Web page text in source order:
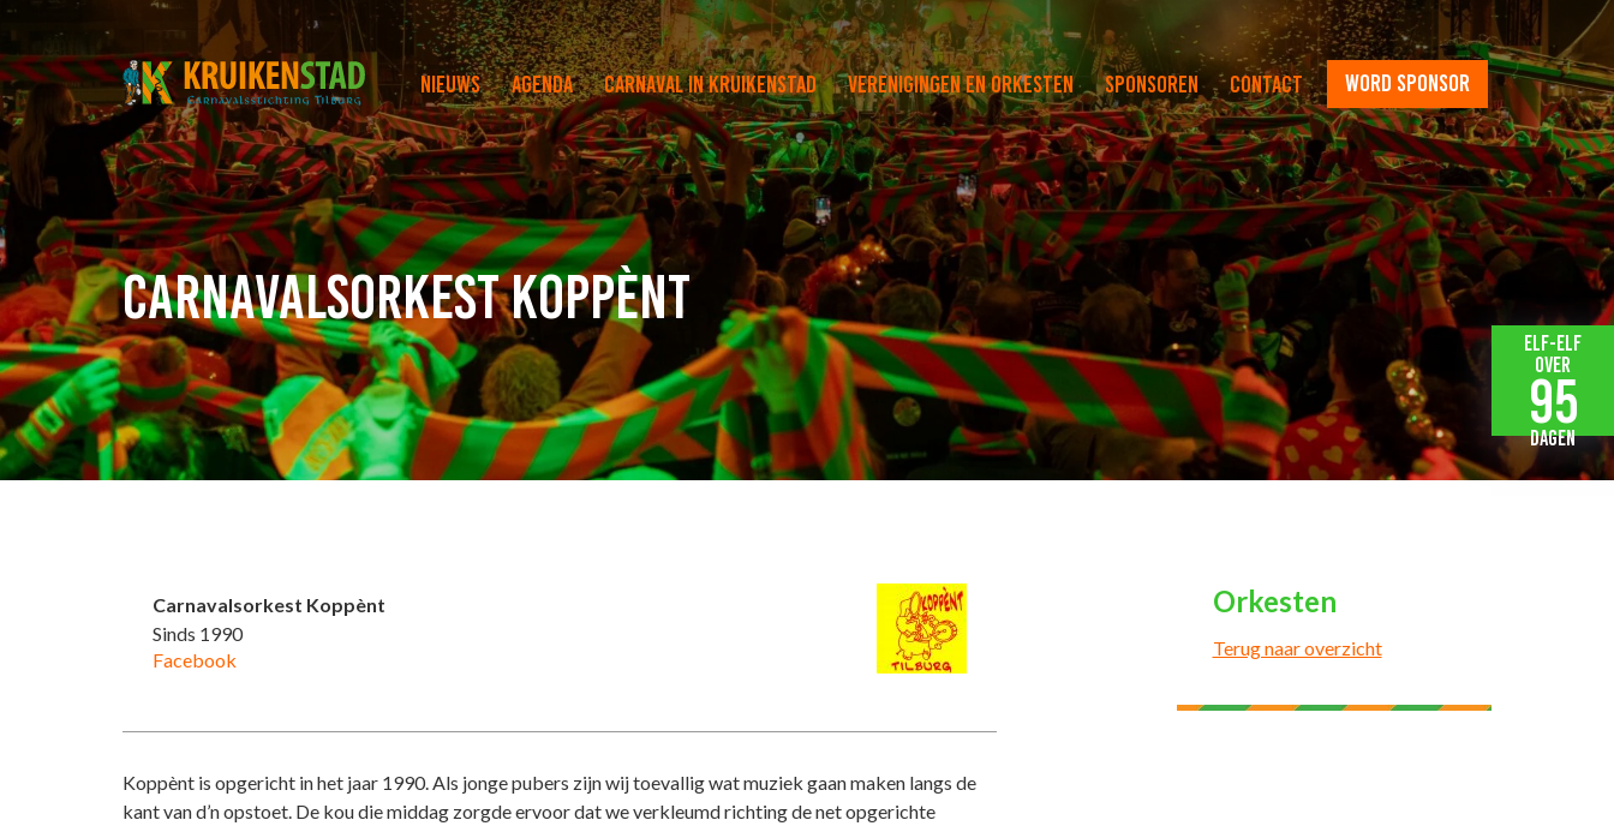
Nieuws Agenda Carnaval in Kruikenstad Verenigingen en orkesten Sponsoren Contact word sponsor
Carnavalsorkest Koppènt
Carnavalsorkest Koppènt
Sinds 1990
Facebook
Koppènt is opgericht in het jaar 1990. Als jonge pubers zijn wij toevallig wat muziek gaan maken langs de
kant van d’n opstoet. De kou die middag zorgde ervoor dat we verkleumd richting de net opgerichte
Orkesten
Terug naar overzicht
Elf-elf
over
95
dagen